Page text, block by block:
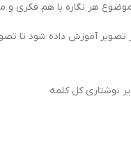
هر نگاره با هم فکری و
تصویر آموزش داده شود تا
نوشتاری کل کلمه